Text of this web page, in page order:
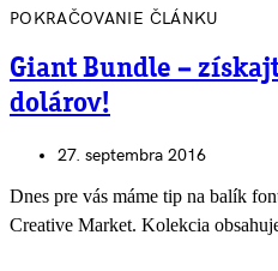
POKRAČOVANIE ČLÁNKU
Giant Bundle –
dolárov!
27. septembra 2016
Dnes pre vás máme tip na balík
Creative Market. Kolekcia